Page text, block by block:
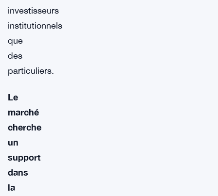
investisseurs
institutionnels
que
des
particuliers.
Le
marché
cherche
un
support
dans
la